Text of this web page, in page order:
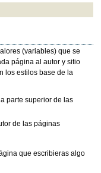
(variables) que se
página al autor y sitio
los estilos base de la
parte superior de las
de las páginas
que escribieras algo